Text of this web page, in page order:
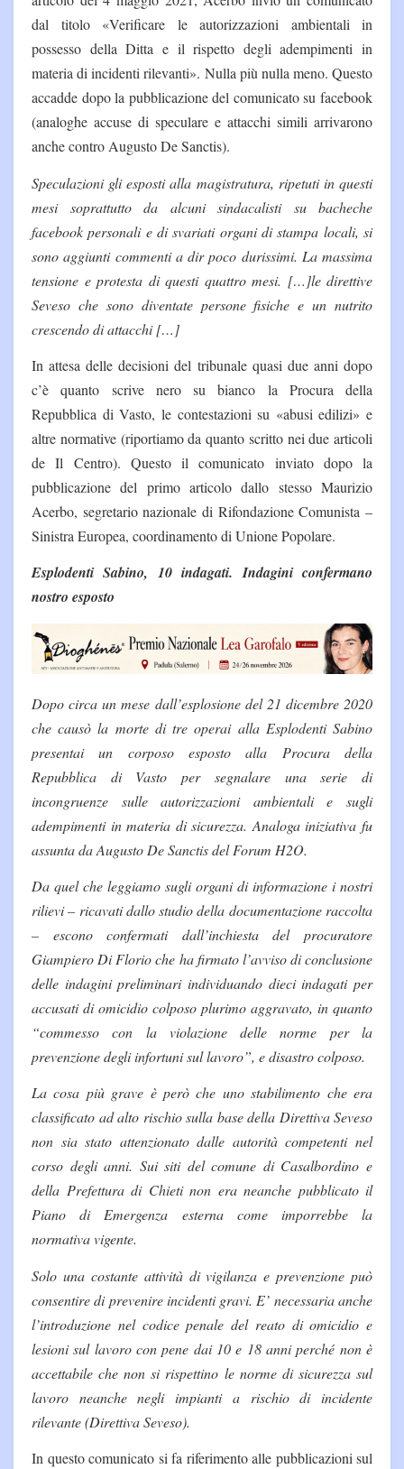
dal titolo «Verificare le autorizzazioni ambientali in
possesso della Ditta e il rispetto degli adempimenti in
materia di incidenti rilevanti». Nulla più nulla meno. Questo
accadde dopo la pubblicazione del comunicato su facebook
(analoghe accuse di speculare e attacchi simili arrivarono
anche contro Augusto De Sanctis).
Speculazioni gli esposti alla magistratura, ripetuti in questi
mesi soprattutto da alcuni sindacalisti su bacheche
facebook personali e di svariati organi di stampa locali, si
sono aggiunti commenti a dir poco durissimi. La massima
tensione e protesta di questi quattro mesi. […]le direttive
Seveso che sono diventate persone fisiche e un nutrito
crescendo di attacchi […]
In attesa delle decisioni del tribunale quasi due anni dopo
c’è quanto scrive nero su bianco la Procura della
Repubblica di Vasto, le contestazioni su «abusi edilizi» e
altre normative (riportiamo da quanto scritto nei due articoli
de Il Centro). Questo il comunicato inviato dopo la
pubblicazione del primo articolo dallo stesso Maurizio
Acerbo, segretario nazionale di Rifondazione Comunista –
Sinistra Europea, coordinamento di Unione Popolare.
Esplodenti Sabino, 10 indagati. Indagini confermano
nostro esposto
Dopo circa un mese dall’esplosione del 21 dicembre 2020
che causò la morte di tre operai alla Esplodenti Sabino
presentai un corposo esposto alla Procura della
Repubblica di Vasto per segnalare una serie di
incongruenze sulle autorizzazioni ambientali e sugli
adempimenti in materia di sicurezza. Analoga iniziativa fu
assunta da Augusto De Sanctis del Forum H2O.
Da quel che leggiamo sugli organi di informazione i nostri
rilievi – ricavati dallo studio della documentazione raccolta
– escono confermati dall’inchiesta del procuratore
Giampiero Di Florio che ha firmato l’avviso di conclusione
delle indagini preliminari individuando dieci indagati per
accusati di omicidio colposo plurimo aggravato, in quanto
“commesso con la violazione delle norme per la
prevenzione degli infortuni sul lavoro”, e disastro colposo.
La cosa più grave è però che uno stabilimento che era
classificato ad alto rischio sulla base della Direttiva Seveso
non sia stato attenzionato dalle autorità competenti nel
corso degli anni. Sui siti del comune di Casalbordino e
della Prefettura di Chieti non era neanche pubblicato il
Piano di Emergenza esterna come imporrebbe la
normativa vigente.
Solo una costante attività di vigilanza e prevenzione può
consentire di prevenire incidenti gravi. E’ necessaria anche
l’introduzione nel codice penale del reato di omicidio e
lesioni sul lavoro con pene dai 10 e 18 anni perché non è
accettabile che non si rispettino le norme di sicurezza sul
lavoro neanche negli impianti a rischio di incidente
rilevante (Direttiva Seveso).
In questo comunicato si fa riferimento alle pubblicazioni sul